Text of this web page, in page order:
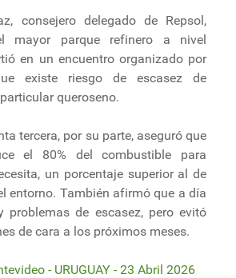
consejero delegado de Repsol,
mayor parque refinero a nivel
en un encuentro organizado por
existe riesgo de escasez de
queroseno.
tercera, por su parte, aseguró que
el 80% del combustible para
un porcentaje superior al de
entorno. También afirmó que a día
problemas de escasez, pero evitó
de cara a los próximos meses.
- URUGUAY - 23 Abril 2026